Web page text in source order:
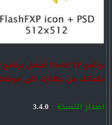
ملفاتك من جهازك الى
اصدار النسخة :